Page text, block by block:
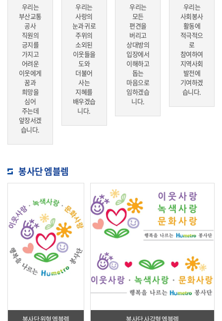
우리는
부산교통
공사
직원의
긍지를
가지고
어려운
이웃에게
꿈과
희망을
심어
주는데
앞장서겠
습니다.
우리는
사랑의
눈과 귀로
주위의
소외된
이웃들을
도와
더불어
사는
지혜를
배우겠습
니다.
우리는
모든
편견을
버리고
상대방의
입장에서
이해하고
돕는
마음으로
임하겠습
니다.
우리는
사회봉사
활동에
적극적으
로
참여하여
지역사회
발전에
기여하겠
습니다.
봉사단 엠블렘
봉사단 원형 엠블렘 봉사단 사각형 엠블렘